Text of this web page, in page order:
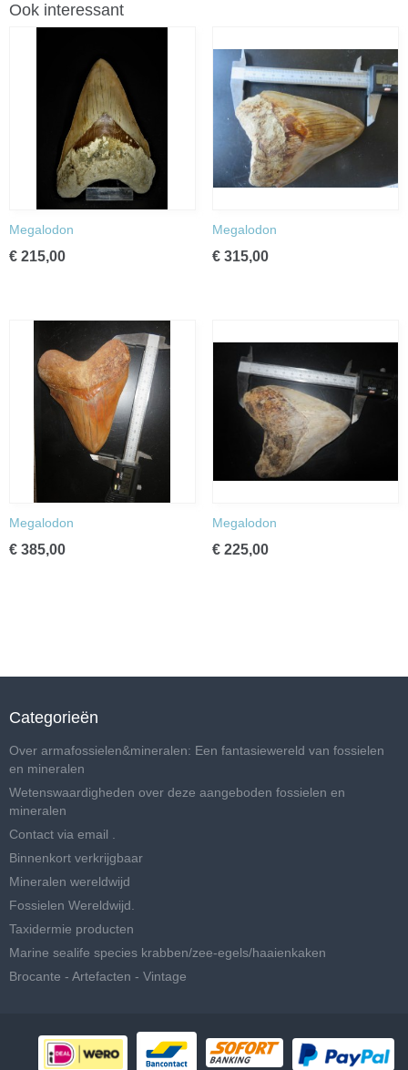
Ook interessant
Megalodon
€ 215,00
Megalodon
€ 315,00
Megalodon
€ 385,00
Megalodon
€ 225,00
Categorieën
Over armafossielen&mineralen: Een fantasiewereld van fossielen
en mineralen
Wetenswaardigheden over deze aangeboden fossielen en
mineralen
Contact via email .
Binnenkort verkrijgbaar
Mineralen wereldwijd
Fossielen Wereldwijd.
Taxidermie producten
Marine sealife species krabben/zee-egels/haaienkaken
Brocante - Artefacten - Vintage